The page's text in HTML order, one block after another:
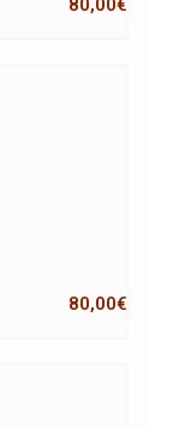
80,00€
80,00€